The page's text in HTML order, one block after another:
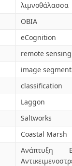
λιμνοθάλασσα
OBIA
eCognition
remote sensing
image
classification
Laggon
Saltworks
Coastal Marsh
Ανάπτυξη